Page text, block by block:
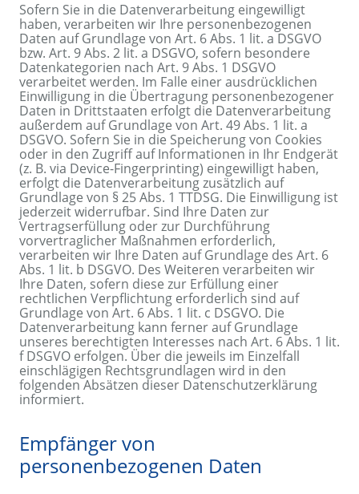
Sofern Sie in die Datenverarbeitung eingewilligt
haben, verarbeiten wir Ihre personenbezogenen
Daten auf Grundlage von Art. 6 Abs. 1 lit. a DSGVO
bzw. Art. 9 Abs. 2 lit. a DSGVO, sofern besondere
Datenkategorien nach Art. 9 Abs. 1 DSGVO
verarbeitet werden. Im Falle einer ausdrücklichen
Einwilligung in die Übertragung personenbezogener
Daten in Drittstaaten erfolgt die Datenverarbeitung
außerdem auf Grundlage von Art. 49 Abs. 1 lit. a
DSGVO. Sofern Sie in die Speicherung von Cookies
oder in den Zugriff auf Informationen in Ihr Endgerät
(z. B. via Device-Fingerprinting) eingewilligt haben,
erfolgt die Datenverarbeitung zusätzlich auf
Grundlage von § 25 Abs. 1 TTDSG. Die Einwilligung ist
jederzeit widerrufbar. Sind Ihre Daten zur
Vertragserfüllung oder zur Durchführung
vorvertraglicher Maßnahmen erforderlich,
verarbeiten wir Ihre Daten auf Grundlage des Art. 6
Abs. 1 lit. b DSGVO. Des Weiteren verarbeiten wir
Ihre Daten, sofern diese zur Erfüllung einer
rechtlichen Verpflichtung erforderlich sind auf
Grundlage von Art. 6 Abs. 1 lit. c DSGVO. Die
Datenverarbeitung kann ferner auf Grundlage
unseres berechtigten Interesses nach Art. 6 Abs. 1 lit.
f DSGVO erfolgen. Über die jeweils im Einzelfall
einschlägigen Rechtsgrundlagen wird in den
folgenden Absätzen dieser Datenschutzerklärung
informiert.
Empfänger von
personenbezogenen Daten